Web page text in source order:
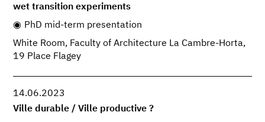
wet transition experiments
PhD mid-term presentation
White Room, Faculty of Architecture La Cambre-Horta,
19 Place Flagey
14.06.2023
Ville durable / Ville productive ?